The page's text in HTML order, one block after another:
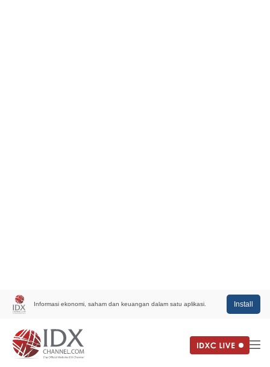
Informasi ekonomi, saham dan keuangan dalam satu aplikasi. Install